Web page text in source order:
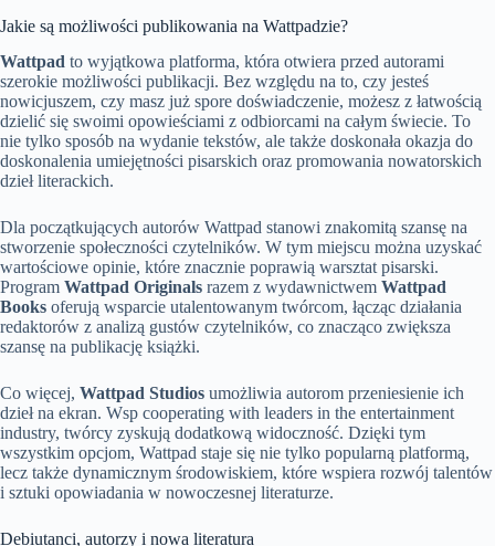
Jakie są możliwości publikowania na Wattpadzie?
Wattpad to wyjątkowa platforma, która otwiera przed autorami
szerokie możliwości publikacji. Bez względu na to, czy jesteś
nowicjuszem, czy masz już spore doświadczenie, możesz z łatwością
dzielić się swoimi opowieściami z odbiorcami na całym świecie. To
nie tylko sposób na wydanie tekstów, ale także doskonała okazja do
doskonalenia umiejętności pisarskich oraz promowania nowatorskich
dzieł literackich.
Dla początkujących autorów Wattpad stanowi znakomitą szansę na
stworzenie społeczności czytelników. W tym miejscu można uzyskać
wartościowe opinie, które znacznie poprawią warsztat pisarski.
Program Wattpad Originals razem z wydawnictwem Wattpad
Books oferują wsparcie utalentowanym twórcom, łącząc działania
redaktorów z analizą gustów czytelników, co znacząco zwiększa
szansę na publikację książki.
Co więcej, Wattpad Studios umożliwia autorom przeniesienie ich
dzieł na ekran. Wsp cooperating with leaders in the entertainment
industry, twórcy zyskują dodatkową widoczność. Dzięki tym
wszystkim opcjom, Wattpad staje się nie tylko popularną platformą,
lecz także dynamicznym środowiskiem, które wspiera rozwój talentów
i sztuki opowiadania w nowoczesnej literaturze.
Debiutanci, autorzy i nowa literatura